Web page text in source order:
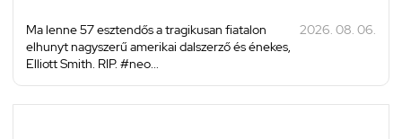
Ma lenne 57 esztendős a tragikusan fiatalon
elhunyt nagyszerű amerikai dalszerző és énekes,
Elliott Smith. RIP. #neo...
2026. 08. 06.